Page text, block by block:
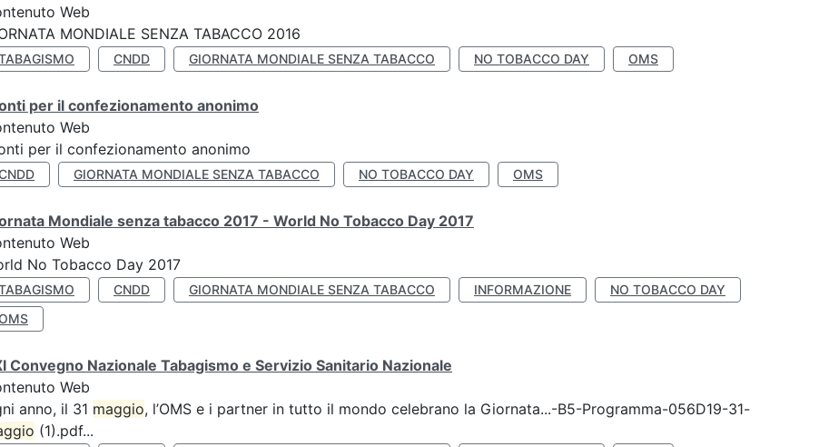
Web
MONDIALE SENZA TABACCO 2016
CNDD GIORNATA MONDIALE SENZA TABACCO NO TOBACCO DAY OMS
per il confezionamento anonimo
Web
per il confezionamento anonimo
GIORNATA MONDIALE SENZA TABACCO NO TOBACCO DAY OMS
Mondiale senza tabacco 2017 - World No Tobacco Day 2017
Web
No Tobacco Day 2017
CNDD GIORNATA MONDIALE SENZA TABACCO INFORMAZIONE
NO TOBACCO DAY
Convegno Nazionale Tabagismo e Servizio Sanitario Nazionale
Web
anno, il 31 maggio, l’OMS e i partner in tutto il mondo celebrano la Giornata...-B5-Programma-056D19-31-
(1).pdf...